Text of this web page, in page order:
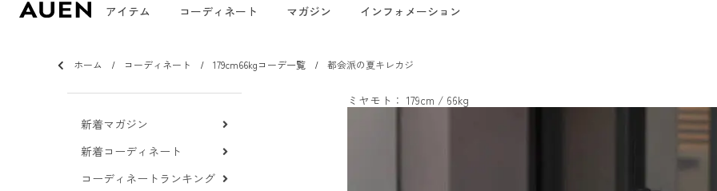
アイテム コーディネート マガジン インフォメーション
ホーム コーディネート 179cm66kgコーデ一覧 都会派の夏キレカジ
新着マガジン
新着コーディネート
コーディネートランキング
ミヤモト： 179cm / 66kg